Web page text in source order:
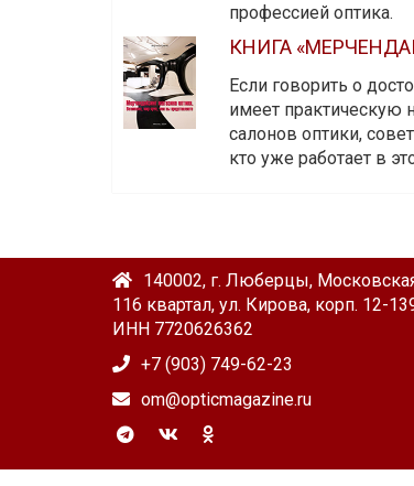
профессией оптика.
КНИГА
Если говорить о
имеет практическую
салонов оптики,
кто уже работает в
140002, г. Люберцы,
116 квартал, ул. Кирова, корп. 12-
ИНН 7720626362
+7 (903) 749-62-23
om@opticmagazine.ru